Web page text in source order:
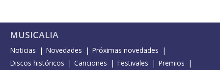
MUSICALIA
Noticias Novedades
Próximas novedades
Discos históricos
Canciones Festivales
Premios